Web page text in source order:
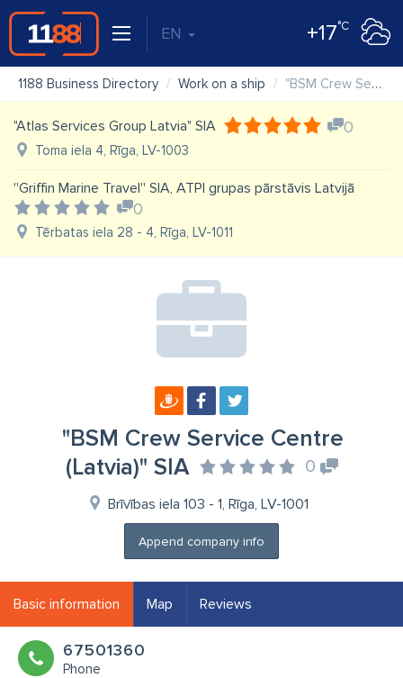
EN +17°C
1188 Business Directory Work on a ship "BSM Crew Service Centre (Latvia)" SIA
"Atlas Services Group Latvia" SIA 0
Toma iela 4, Rīga, LV-1003
''Griffin Marine Travel'' SIA, ATPI grupas pārstāvis Latvijā
0
Tērbatas iela 28 - 4, Rīga, LV-1011
"BSM Crew Service Centre
(Latvia)" SIA
0
Brīvības iela 103 - 1, Rīga, LV-1001
Append company info
Basic information Map Reviews
67501360
Phone